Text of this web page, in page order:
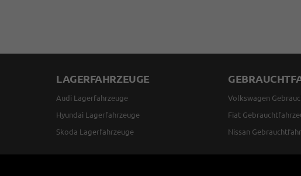
LAGERFAHRZEUGE
Audi Lagerfahrzeuge
Hyundai Lagerfahrzeuge
Skoda Lagerfahrzeuge
Volkswagen
Fiat
Nissan